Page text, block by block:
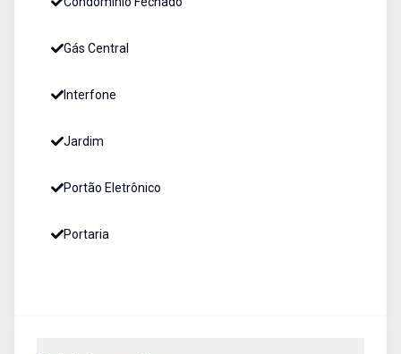
Gás Central
Interfone
Jardim
Portão Eletrônico
Portaria